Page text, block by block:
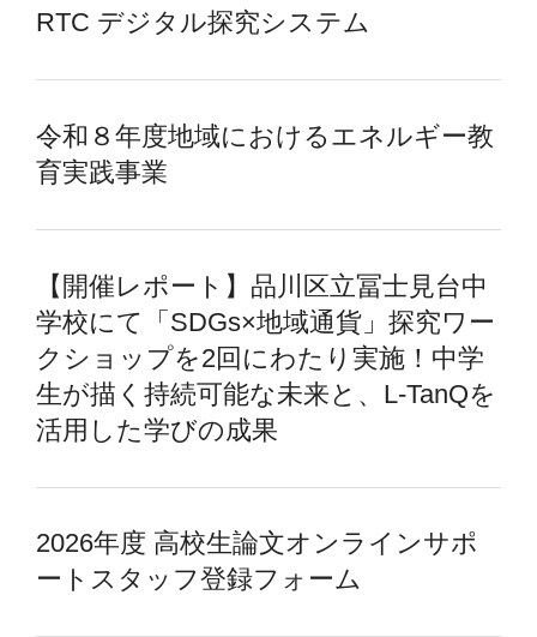
RTC デジタル探究システム
令和８年度地域におけるエネルギー教
育実践事業
【開催レポート】品川区立冨士見台中
学校にて「SDGs×地域通貨」探究ワー
クショップを2回にわたり実施！中学
生が描く持続可能な未来と、L-TanQを
活用した学びの成果
2026年度 高校生論文オンラインサポ
ートスタッフ登録フォーム